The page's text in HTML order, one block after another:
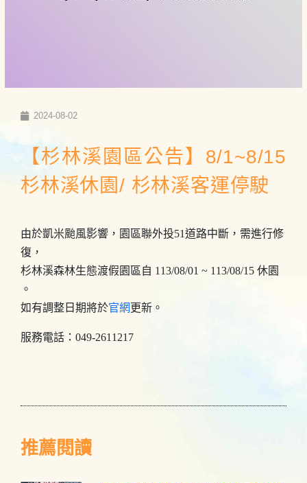
2024-08-02
【杉林溪園區公告】8/1~8/15
杉林溪休園/ 杉林溪客運停駛
由於凱米颱風影響，園區聯外投51道路中斷，需進行修
復，
杉林溪森林生態渡假園區自 113/08/01 ~ 113/08/15 休園
。
如有調整日期將於官網 更新。
服務電話：049-2611217
推薦閱讀